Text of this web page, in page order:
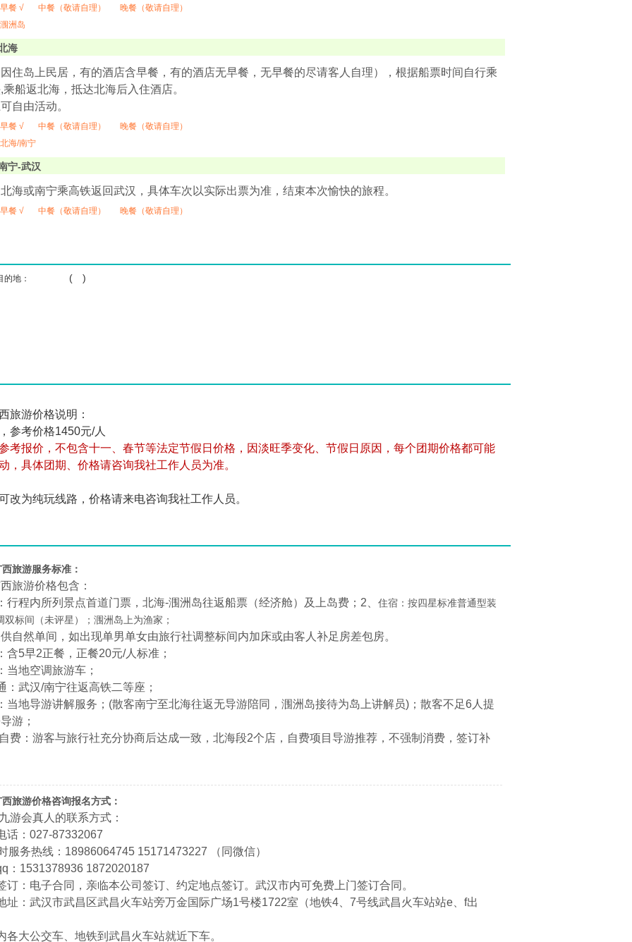
早餐 √ 中餐（敬请自理）
晚餐（敬请自理）
洲岛
海
住岛上民居，有的酒店含早餐，有的酒店无早餐，无早餐的尽请客人自理），根据船票时间自行乘
船返北海，抵达北海后入住酒店。
自由活动。
早餐 √ 中餐（敬请自理）
晚餐（敬请自理）
海/南宁
宁-武汉
海或南宁乘高铁返回武汉，具体车次以实际出票为准，结束本次愉快的旅程。
早餐 √ 中餐（敬请自理） 晚餐（敬请自理）
的地： ( )
旅游价格说明：
参考价格1450元/人
考报价，不包含十一、春节等法定节假日价格，因淡旺季变化、节假日原因，每个团期价格都可能
，具体团期、价格请咨询我社工作人员为准。
改为纯玩线路，价格请来电咨询我社工作人员。
旅游服务标准：
旅游价格包含：
行程内所列景点首道门票，北海-涠洲岛往返船票（经济舱）及上岛费；2、 住宿：按四星标准普通型装
双标间（未评星）；涠洲岛上为渔家；
自然单间，如出现单男单女由旅行社调整标间内加床或由客人补足房差包房。
含5早2正餐，正餐20元/人标准；
当地空调旅游车；
：武汉/南宁往返高铁二等座；
当地导游讲解服务；(散客南宁至北海往返无导游陪同，涠洲岛接待为岛上讲解员)；散客不足6人提
游；
费：游客与旅行社充分协商后达成一致，北海段2个店，自费项目导游推荐，不强制消费，签订补
旅游价格咨询报名方式：
游会真人的联系方式：
话：027-87332067
服务热线：18986064745 15171473227 （同微信）
：1531378936 1872020187
订：电子合同，亲临本公司签订、约定地点签订。武汉市内可免费上门签订合同。
址：武汉市武昌区武昌火车站旁万金国际广场1号楼1722室（地铁4、7号线武昌火车站站e、f出
各大公交车、地铁到武昌火车站就近下车。